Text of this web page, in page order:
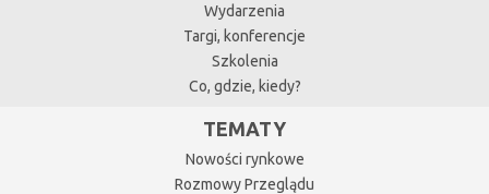
Wydarzenia
Targi, konferencje
Szkolenia
Co, gdzie, kiedy?
TEMATY
Nowości rynkowe
Rozmowy Przeglądu